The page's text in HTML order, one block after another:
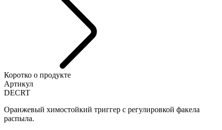
Коротко о продукте
Артикул
DECRT
Оранжевый химостойкий триггер с регулировкой факела
распыла.